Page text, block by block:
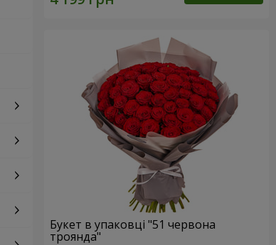
Букет в упаковці "51 червона
троянда"